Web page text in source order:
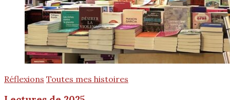
Réflexions Toutes mes histoires